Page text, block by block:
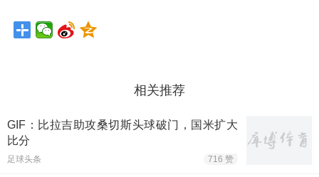
相关推荐
GIF：比拉吉助攻桑切斯头球破门，国米扩大
比分
足球头条 716 赞